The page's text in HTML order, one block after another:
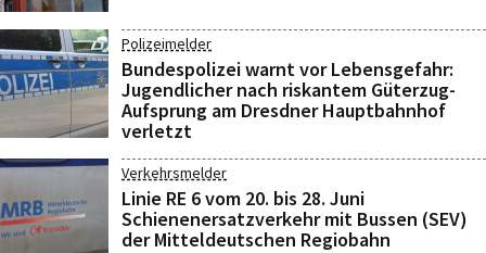
Polizeimelder
Bundespolizei warnt vor Lebensgefahr:
Jugendlicher nach riskantem Güterzug-
Aufsprung am Dresdner Hauptbahnhof
verletzt
Verkehrsmelder
Linie RE 6 vom 20. bis 28. Juni
Schienenersatzverkehr mit Bussen (SEV)
der Mitteldeutschen Regiobahn